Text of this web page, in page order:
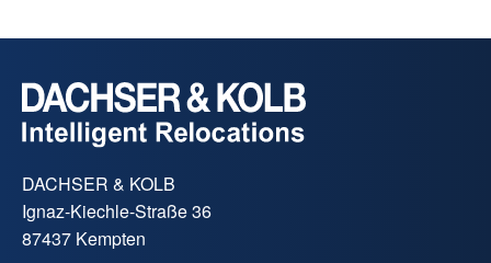
DACHSER & KOLB
Ignaz-Kiechle-Straße 36
87437 Kempten